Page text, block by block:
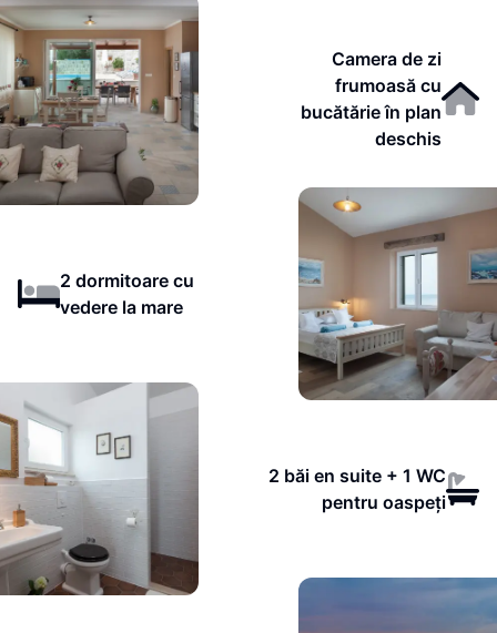
Camera de zi
frumoasă cu
bucătărie în plan
deschis
2 dormitoare cu
vedere la mare
2 băi en suite + 1 WC
pentru oaspeți